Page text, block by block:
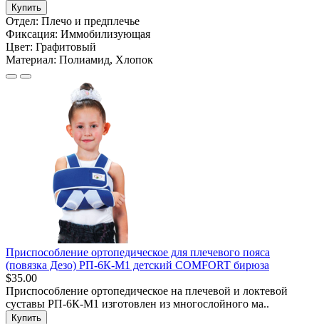
Купить
Отдел: Плечо и предплечье
Фиксация: Иммобилизующая
Цвет: Графитовый
Материал: Полиамид, Хлопок
Приспособление ортопедическое для плечевого пояса
(повязка Дезо) РП-6К-М1 детский COMFORT бирюза
$35.00
Приспособление ортопедическое на плечевой и локтевой
суставы РП-6К-М1 изготовлен из многослойного ма..
Купить